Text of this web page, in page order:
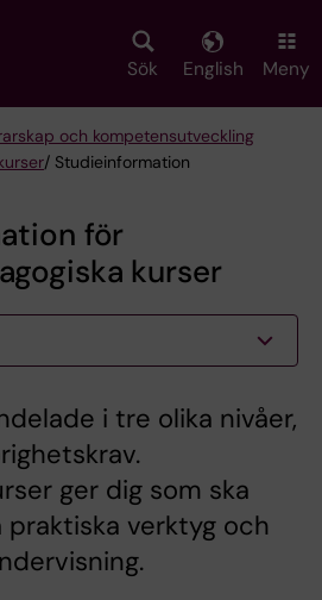
Sök English Meny
och kompetensutveckling
/ Studieinformation
för
kurser
i tre olika nivåer,
ger dig som ska
verktyg och